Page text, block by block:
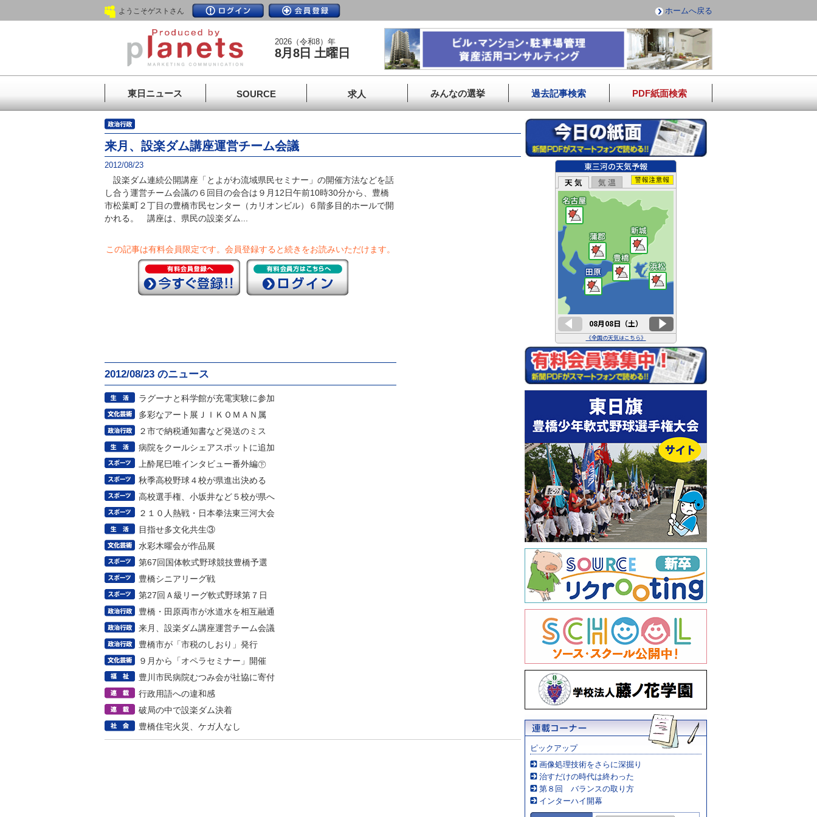
ようこそゲストさん ホームへ戻る
2026（令和8）年
8月8日 土曜日
東日ニュース SOURCE 求人 みんなの選挙 過去記事検索 PDF紙面検索
来月、設楽ダム講座運営チーム会議
2012/08/23
設楽ダム連続公開講座「とよがわ流域県民セミナー」の開催方法などを話
し合う運営チーム会議の６回目の会合は９月12日午前10時30分から、豊橋
市松葉町２丁目の豊橋市民センター（カリオンビル）６階多目的ホールで開
かれる。 講座は、県民の設楽ダム...
この記事は有料会員限定です。 会員登録すると続きをお読みいただけます。
2012/08/23 のニュース
ラグーナと科学館が充電実験に参加
多彩なアート展ＪＩＫＯＭＡＮ属
２市で納税通知書など発送のミス
病院をクールシェアスポットに追加
上酔尾巳唯インタビュー番外編㊦
秋季高校野球４校が県進出決める
高校選手権、小坂井など５校が県へ
２１０人熱戦・日本拳法東三河大会
目指せ多文化共生③
水彩木曜会が作品展
第67回国体軟式野球競技豊橋予選
豊橋シニアリーグ戦
第27回Ａ級リーグ軟式野球第７日
豊橋・田原両市が水道水を相互融通
来月、設楽ダム講座運営チーム会議
豊橋市が「市税のしおり」発行
９月から「オペラセミナー」開催
豊川市民病院むつみ会が社協に寄付
行政用語への違和感
破局の中で設楽ダム決着
豊橋住宅火災、ケガ人なし
ピックアップ
画像処理技術をさらに深掘り
治すだけの時代は終わった
第８回 バランスの取り方
インターハイ開幕